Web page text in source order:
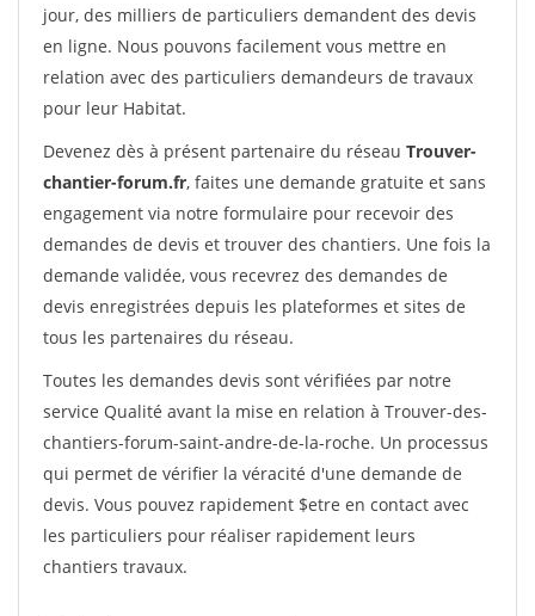
jour, des milliers de particuliers demandent des devis
en ligne. Nous pouvons facilement vous mettre en
relation avec des particuliers demandeurs de travaux
pour leur Habitat.
Devenez dès à présent partenaire du réseau Trouver-
chantier-forum.fr, faites une demande gratuite et sans
engagement via notre formulaire pour recevoir des
demandes de devis et trouver des chantiers. Une fois la
demande validée, vous recevrez des demandes de
devis enregistrées depuis les plateformes et sites de
tous les partenaires du réseau.
Toutes les demandes devis sont vérifiées par notre
service Qualité avant la mise en relation à Trouver-des-
chantiers-forum-saint-andre-de-la-roche. Un processus
qui permet de vérifier la véracité d'une demande de
devis. Vous pouvez rapidement $etre en contact avec
les particuliers pour réaliser rapidement leurs
chantiers travaux.